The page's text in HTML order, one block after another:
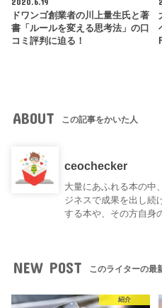
ドワンゴ創業者の川上量生氏と著
書「ルールを変える思考法」の口
コミ評判に迫る！
ABOUT この記事をかいた人
ceochecker
大量にあふれる本の中
ジネスで成果を出し続
する本や、その方自身
NEW POST このライターの最
紹介